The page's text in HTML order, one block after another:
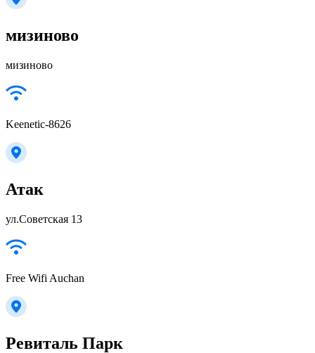
мизиново
мизиново
Keenetic-8626
Атак
ул.Советская 13
Free Wifi Auchan
Ревиталь Парк